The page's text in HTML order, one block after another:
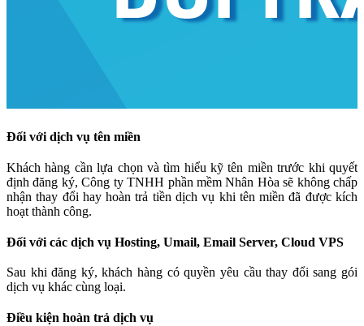
Đối với dịch vụ tên miền
Khách hàng cần lựa chọn và tìm hiểu kỹ tên miền trước khi quyết
định đăng ký, Công ty TNHH phần mềmNhân Hòa sẽ không chấp
nhận thay đổi hay hoàn trả tiền dịch vụ khi tên miền đã được kích
hoạt thành công.
Đối với các dịch vụ Hosting, Umail, Email Server, Cloud VPS
Sau khi đăng ký, khách hàng có quyền yêu cầu thay đổi sang gói
dịch vụ khác cùng loại.
Điều kiện hoàn trả dịch vụ